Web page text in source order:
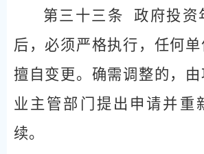
第三十三条
政府投资
后，必须严格执行，任何
擅自变更。确需调整的，
业主管部门提出申请并重
续。